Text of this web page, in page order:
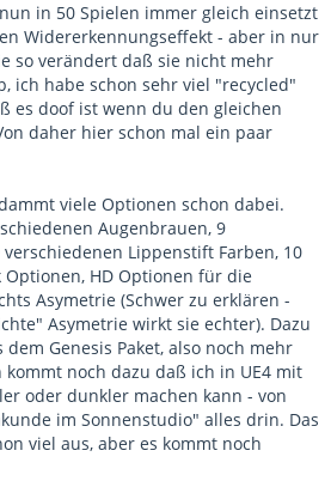
in 50 Spielen immer gleich einsetzt
Widererkennungseffekt - aber in nur
so verändert daß sie nicht mehr
ich habe schon sehr viel "recycled"
es doof ist wenn du den gleichen
daher hier schon mal ein paar
viele Optionen schon dabei.
Augenbrauen, 9
Lippenstift Farben, 10
Optionen, HD Optionen für die
Asymetrie (Schwer zu erklären -
Asymetrie wirkt sie echter). Dazu
Genesis Paket, also noch mehr
noch dazu daß ich in UE4 mit
oder dunkler machen kann - von
im Sonnenstudio" alles drin. Das
viel aus, aber es kommt noch